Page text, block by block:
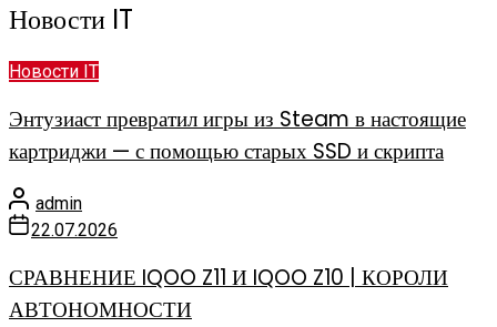
Новости IT
Новости IT
Энтузиаст превратил игры из Steam в настоящие
картриджи — с помощью старых SSD и скрипта
admin
22.07.2026
СРАВНЕНИЕ IQOO Z11 И IQOO Z10 | КОРОЛИ
АВТОНОМНОСТИ